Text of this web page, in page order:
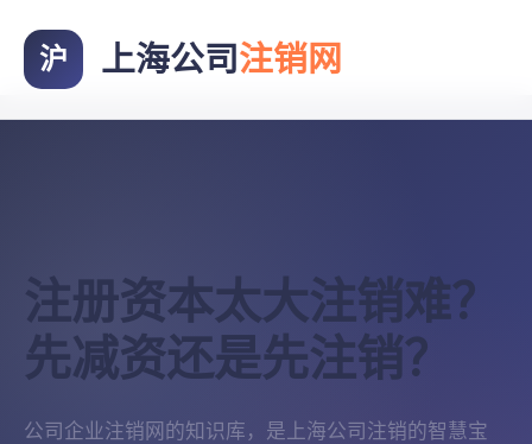
沪 上海公司注销网
注册资本太大注销难？
先减资还是先注销？
公司企业注销网的知识库，是上海公司注销的智慧宝